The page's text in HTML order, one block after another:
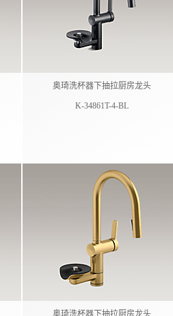
奥琦洗杯器下抽拉厨房龙头
K-34861T-4-BL
奥琦洗杯器下抽拉厨房龙头